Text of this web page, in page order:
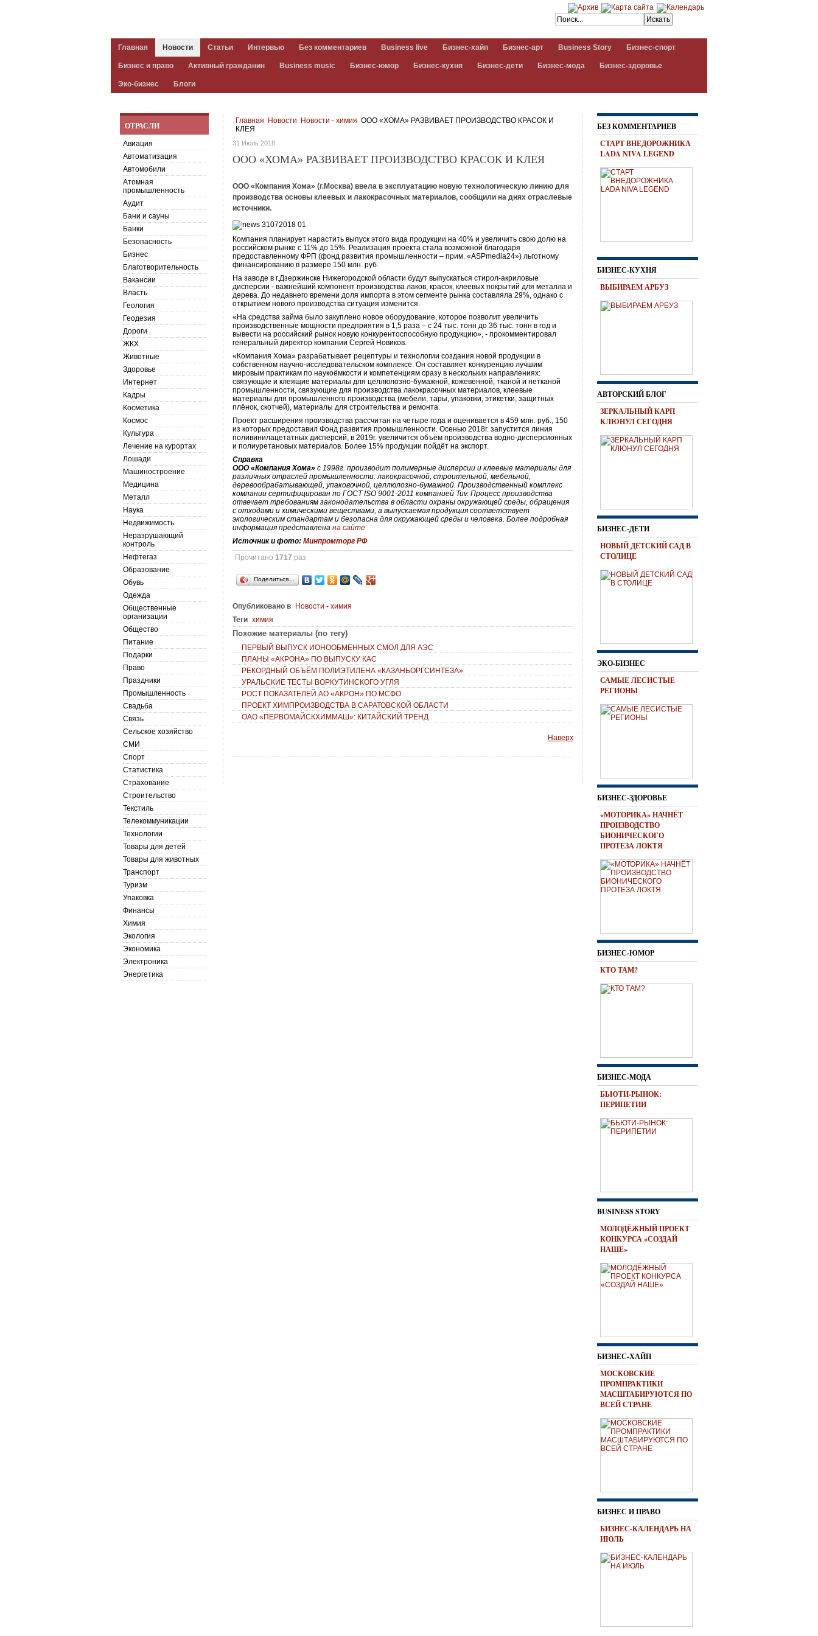
Главная Новости Статьи Интервью Без комментариев Business live Бизнес-хайп Бизнес-арт Business Story Бизнес-спорт
Бизнес и право Активный гражданин Business music Бизнес-юмор Бизнес-кухня Бизнес-дети Бизнес-мода Бизнес-здоровье
Эко-бизнес Блоги
Главная Новости Новости - химия ООО «ХОМА» РАЗВИВАЕТ ПРОИЗВОДСТВО КРАСОК И
КЛЕЯ
31 Июль 2018
ООО «ХОМА» РАЗВИВАЕТ ПРОИЗВОДСТВО КРАСОК И КЛЕЯ
ООО «Компания Хома» (г.Москва) ввела в эксплуатацию новую технологическую линию для
производства основы клеевых и лакокрасочных материалов, сообщили на днях отраслевые
источники.
Компания планирует нарастить выпуск этого вида продукции на 40% и увеличить свою долю на
российском рынке с 11% до 15%. Реализация проекта стала возможной благодаря
предоставленному ФРП (фонд развития промышленности – прим. «ASPmedia24») льготному
финансированию в размере 150 млн. руб.
На заводе в г.Дзержинске Нижегородской области будут выпускаться стирол-акриловые
дисперсии - важнейший компонент производства лаков, красок, клеевых покрытий для металла и
дерева. До недавнего времени доля импорта в этом сегменте рынка составляла 29%, однако с
открытием нового производства ситуация изменится.
«На средства займа было закуплено новое оборудование, которое позволит увеличить
производственные мощности предприятия в 1,5 раза – с 24 тыс. тонн до 36 тыс. тонн в год и
вывести на российский рынок новую конкурентоспособную продукцию», - прокомментировал
генеральный директор компании Сергей Новиков.
«Компания Хома» разрабатывает рецептуры и технологии создания новой продукции в
собственном научно-исследовательском комплексе. Он составляет конкуренцию лучшим
мировым практикам по наукоёмкости и компетенциям сразу в нескольких направлениях:
связующие и клеящие материалы для целлюлозно-бумажной, кожевенной, тканой и нетканой
промышленности, связующие для производства лакокрасочных материалов, клеевые
материалы для промышленного производства (мебели, тары, упаковки, этикетки, защитных
плёнок, скотчей), материалы для строительства и ремонта.
Проект расширения производства рассчитан на четыре года и оценивается в 459 млн. руб., 150
из которых предоставил Фонд развития промышленности. Осенью 2018г. запустится линия
поливинилацетатных дисперсий, в 2019г. увеличится объём производства водно-дисперсионных
и полиуретановых материалов. Более 15% продукции пойдёт на экспорт.
Справка
ООО «Компания Хома» с 1998г. производит полимерные дисперсии и клеевые материалы для
различных отраслей промышленности: лакокрасочной, строительной, мебельной,
деревообрабатывающей, упаковочной, целлюлозно-бумажной. Производственный комплекс
компании сертифицирован по ГОСТ ISO 9001-2011 компанией Tuv. Процесс производства
отвечает требованиям законодательства в области охраны окружающей среды, обращения
с отходами и химическими веществами, а выпускаемая продукция соответствует
экологическим стандартам и безопасна для окружающей среды и человека. Более подробная
информация представленана сайте
Источник и фото:Минпромторг РФ
Прочитано1717 раз
Поделиться…
Опубликовано в
Новости - химия
Теги химия
Похожие материалы (по тегу)
ПЕРВЫЙ ВЫПУСК ИОНООБМЕННЫХ СМОЛ ДЛЯ АЭС
ПЛАНЫ «АКРОНА» ПО ВЫПУСКУ КАС
РЕКОРДНЫЙ ОБЪЁМ ПОЛИЭТИЛЕНА «КАЗАНЬОРГСИНТЕЗА»
УРАЛЬСКИЕ ТЕСТЫ ВОРКУТИНСКОГО УГЛЯ
РОСТ ПОКАЗАТЕЛЕЙ АО «АКРОН» ПО МСФО
ПРОЕКТ ХИМПРОИЗВОДСТВА В САРАТОВСКОЙ ОБЛАСТИ
ОАО «ПЕРВОМАЙСКХИММАШ»: КИТАЙСКИЙ ТРЕНД
Наверх
ОТРАСЛИ
Авиация
Автоматизация
Автомобили
Атомная
промышленность
Аудит
Бани и сауны
Банки
Безопасность
Бизнес
Благотворительность
Вакансии
Власть
Геология
Геодезия
Дороги
ЖКХ
Животные
Здоровье
Интернет
Кадры
Косметика
Космос
Культура
Лечение на курортах
Лошади
Машиностроение
Медицина
Металл
Наука
Недвижимость
Неразрушающий
контроль
Нефтегаз
Образование
Обувь
Одежда
Общественные
организации
Общество
Питание
Подарки
Право
Праздники
Промышленность
Свадьба
Связь
Сельское хозяйство
СМИ
Спорт
Статистика
Страхование
Строительство
Текстиль
Телекоммуникации
Технологии
Товары для детей
Товары для животных
Транспорт
Туризм
Упаковка
Финансы
Химия
Экология
Экономика
Электроника
Энергетика
БЕЗ КОММЕНТАРИЕВ
СТАРТ ВНЕДОРОЖНИКА
LADA NIVA LEGEND
БИЗНЕС-КУХНЯ
ВЫБИРАЕМ АРБУЗ
АВТОРСКИЙ БЛОГ
ЗЕРКАЛЬНЫЙ КАРП
КЛЮНУЛ СЕГОДНЯ
БИЗНЕС-ДЕТИ
НОВЫЙ ДЕТСКИЙ САД В
СТОЛИЦЕ
ЭКО-БИЗНЕС
САМЫЕ ЛЕСИСТЫЕ
РЕГИОНЫ
БИЗНЕС-ЗДОРОВЬЕ
«МОТОРИКА» НАЧНЁТ
ПРОИЗВОДСТВО
БИОНИЧЕСКОГО
ПРОТЕЗА ЛОКТЯ
БИЗНЕС-ЮМОР
КТО ТАМ?
БИЗНЕС-МОДА
БЬЮТИ-РЫНОК:
ПЕРИПЕТИИ
BUSINESS STORY
МОЛОДЁЖНЫЙ ПРОЕКТ
КОНКУРСА «СОЗДАЙ
НАШЕ»
БИЗНЕС-ХАЙП
МОСКОВСКИЕ
ПРОМПРАКТИКИ
МАСШТАБИРУЮТСЯ ПО
ВСЕЙ СТРАНЕ
БИЗНЕС И ПРАВО
БИЗНЕС-КАЛЕНДАРЬ НА
ИЮЛЬ